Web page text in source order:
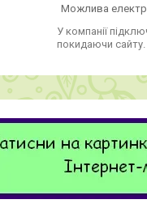
У компанії
покидаючи сайту.